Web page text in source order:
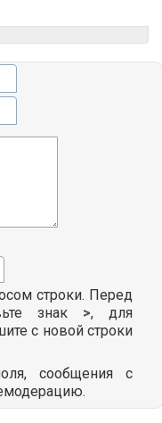
строки. Перед
знак >, для
с новой строки
сообщения с